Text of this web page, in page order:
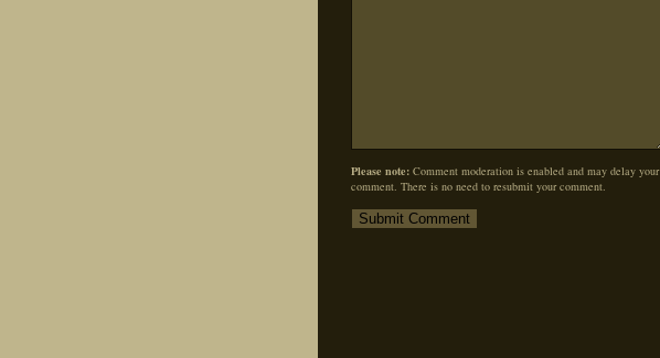
Please note: Comment moderation is enabled and may delay your
comment. There is no need to resubmit your comment.